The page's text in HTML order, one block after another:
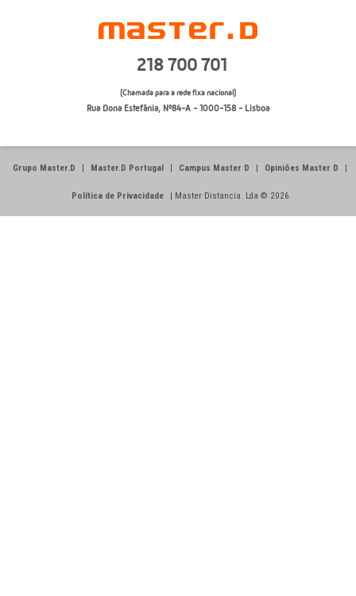
218 700 701
(Chamada para a rede fixa nacional)
Rua Dona Estefânia, Nº84-A - 1000-158 - Lisboa
Grupo Master.D Master.D Portugal Campus Master D Opiniões Master D
Política de Privacidade Master Distancia. Lda © 2026